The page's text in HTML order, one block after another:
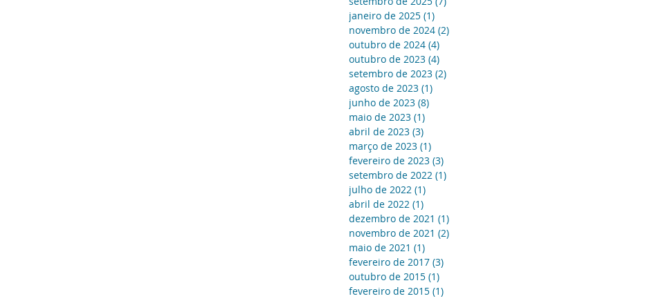
janeiro de 2025 (1)
novembro de 2024 (2)
outubro de 2024 (4)
outubro de 2023 (4)
setembro de 2023 (2)
agosto de 2023 (1)
junho de 2023 (8)
maio de 2023 (1)
abril de 2023 (3)
março de 2023 (1)
fevereiro de 2023 (3)
setembro de 2022 (1)
julho de 2022 (1)
abril de 2022 (1)
dezembro de 2021 (1)
novembro de 2021 (2)
maio de 2021 (1)
fevereiro de 2017 (3)
outubro de 2015 (1)
fevereiro de 2015 (1)